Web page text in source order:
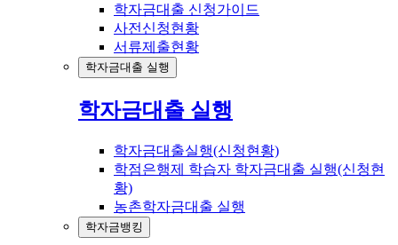
학자금대출 신청가이드
사전신청현황
서류제출현황
학자금대출 실행
학자금대출 실행
학자금대출실행(신청현황)
학점은행제 학습자 학자금대출 실행(신청현
황)
농촌학자금대출 실행
학자금뱅킹